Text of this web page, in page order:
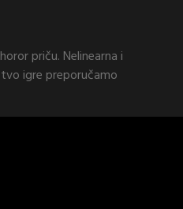
priču. Nelinearna i
igre preporučamo